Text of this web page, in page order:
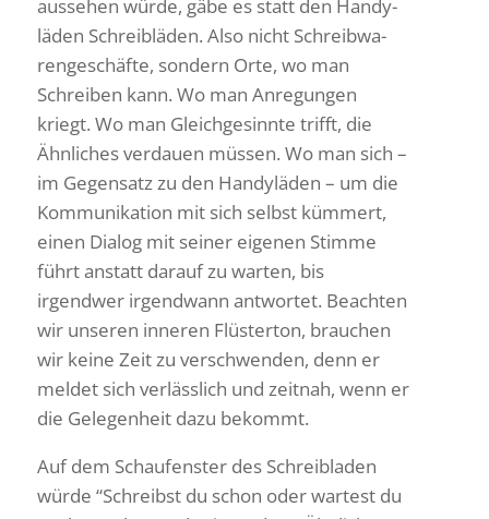
aussehen würde, gäbe es statt den Handy­
läden Schreib­läden. Also nicht Schreib­wa­
ren­ge­schäfte, sondern Orte, wo man
Schreiben kann. Wo man Anre­gungen
kriegt. Wo man Gleich­ge­sinnte trifft, die
Ähnli­ches verdauen müssen. Wo man sich –
im Gegen­satz zu den Handy­läden – um die
Kommu­ni­ka­tion mit sich selbst kümmert,
einen Dialog mit seiner eigenen Stimme
führt anstatt darauf zu warten, bis
irgendwer irgend­wann antwortet. Beachten
wir unseren inneren Flüs­terton, brau­chen
wir keine Zeit zu verschwenden, denn er
meldet sich verläss­lich und zeitnah, wenn er
die Gele­gen­heit dazu bekommt.
Auf dem Schau­fenster des Schreibladen
würde “Schreibst du schon oder wartest du